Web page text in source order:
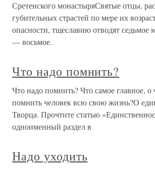
Сретенского монастыряСвятые отцы,
губительных страстей по мере их
опасности, тщеславию отводят седьмое
— восьмое.
Что надо помнить?
Что надо помнить? Что самое главное,
помнить человек всю свою жизнь?О
Творца. Прочтите статью
одноименный раздел в
Надо уходить